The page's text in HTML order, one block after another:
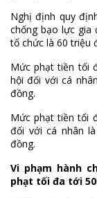
Nghị định quy
chống bạo lực gia
tổ chức là 60 triệu
Mức phạt tiền tối
hội đối với cá
đồng.
Mức phạt tiền tối
đối với cá nhân
đồng.
Vi phạm hành
phạt tối đa tới